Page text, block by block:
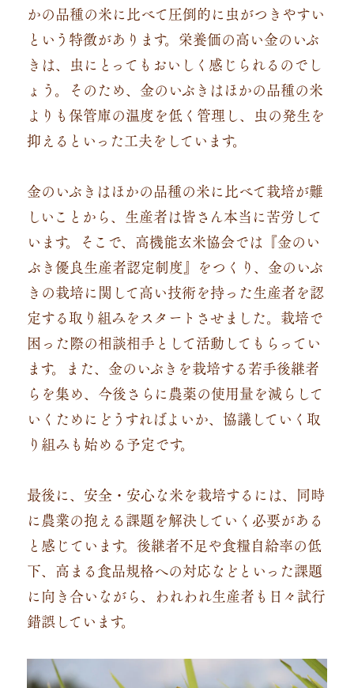
かの品種の米に比べて圧倒的に虫がつきやすい
という特徴があります。栄養価の高い金のいぶ
きは、虫にとってもおいしく感じられるのでし
ょう。そのため、金のいぶきはほかの品種の米
よりも保管庫の温度を低く管理し、虫の発生を
抑えるといった工夫をしています。
金のいぶきはほかの品種の米に比べて栽培が難
しいことから、生産者は皆さん本当に苦労して
います。そこで、高機能玄米協会では『金のい
ぶき優良生産者認定制度』をつくり、金のいぶ
きの栽培に関して高い技術を持った生産者を認
定する取り組みをスタートさせました。栽培で
困った際の相談相手として活動してもらってい
ます。また、金のいぶきを栽培する若手後継者
らを集め、今後さらに農薬の使用量を減らして
いくためにどうすればよいか、協議していく取
り組みも始める予定です。
最後に、安全・安心な米を栽培するには、同時
に農業の抱える課題を解決していく必要がある
と感じています。後継者不足や食糧自給率の低
下、高まる食品規格への対応などといった課題
に向き合いながら、われわれ生産者も日々試行
錯誤しています。